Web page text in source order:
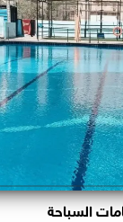
السباحة